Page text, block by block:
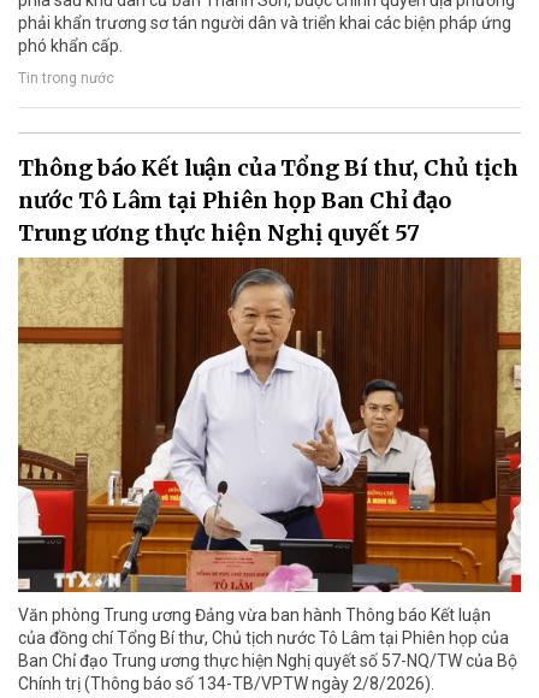
phải khẩn trương sơ tán người dân và triển khai các biện pháp ứng
phó khẩn cấp.
Tin trong nước
Thông báo Kết luận của Tổng Bí thư, Chủ tịch
nước Tô Lâm tại Phiên họp Ban Chỉ đạo
Trung ương thực hiện Nghị quyết 57
Văn phòng Trung ương Đảng vừa ban hành Thông báo Kết luận
của đồng chí Tổng Bí thư, Chủ tịch nước Tô Lâm tại Phiên họp của
Ban Chỉ đạo Trung ương thực hiện Nghị quyết số 57-NQ/TW của Bộ
Chính trị (Thông báo số 134-TB/VPTW ngày 2/8/2026).